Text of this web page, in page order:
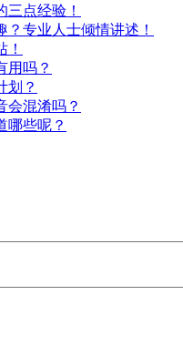
点经验！
专业人士倾情讲述！
用吗？
划？
会混淆吗？
哪些呢？